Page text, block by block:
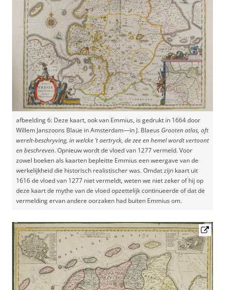
afbeelding 6: Deze kaart, ook van Emmius, is gedrukt in 1664 door
Willem Janszoons Blaue in Amsterdam—in J. Blaeus Grooten atlas, oft
werelt-beschryving, in welcke ‘t aertryck, de zee en hemel wordt vertoont
en beschreven. Opnieuw wordt de vloed van 1277 vermeld. Voor
zowel boeken als kaarten bepleitte Emmius een weergave van de
werkelijkheid die historisch realistischer was. Omdat zijn kaart uit
1616 de vloed van 1277 niet vermeldt, weten we niet zeker of hij op
deze kaart de mythe van de vloed opzettelijk continueerde of dat de
vermelding ervan andere oorzaken had buiten Emmius om.